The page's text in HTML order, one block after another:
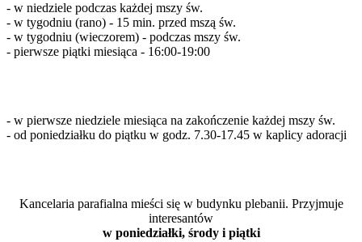
- w niedziele podczas każdej mszy św.
- w tygodniu (rano) - 15 min. przed mszą św.
- w tygodniu (wieczorem) - podczas mszy św.
- pierwsze piątki miesiąca - 16:00-19:00
- w pierwsze niedziele miesiąca na zakończenie każdej mszy św.
- od poniedziałku do piątku w godz. 7.30-17.45 w kaplicy adoracji
Kancelaria parafialna mieści się w budynku plebanii. Przyjmuje
interesantów
w poniedziałki, środy i piątki